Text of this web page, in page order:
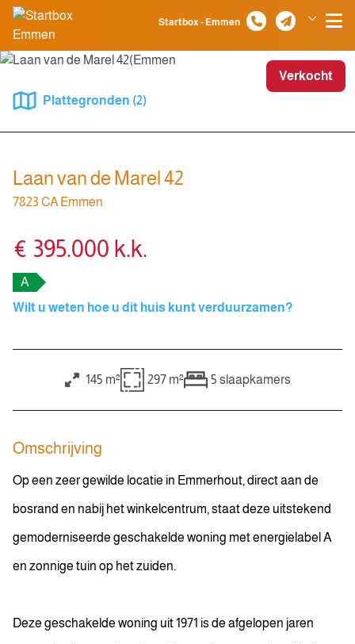
Spring naar inhoud
Startbox - Emmen
Verkocht
Plattegronden (2)
Laan van de Marel 42
7823 CA Emmen
€ 395.000 k.k.
A
Wilt u weten hoe u dit huis kunt verduurzamen?
145 m² 297 m² 5 slaapkamers
Omschrijving
Op een zeer gewilde locatie in Emmerhout, direct aan de
bosrand en nabij het winkelcentrum, staat deze uitstekend
gemoderniseerde geschakelde woning met energielabel A
en zonnige tuin op het zuiden.
Deze geschakelde woning uit 1971 is de afgelopen jaren